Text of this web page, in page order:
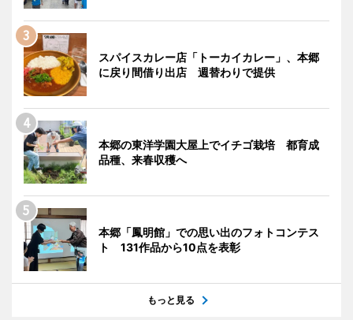
スパイスカレー店「トーカイカレー」、本郷
に戻り間借り出店 週替わりで提供
本郷の東洋学園大屋上でイチゴ栽培 都育成
品種、来春収穫へ
本郷「鳳明館」での思い出のフォトコンテス
ト 131作品から10点を表彰
もっと見る